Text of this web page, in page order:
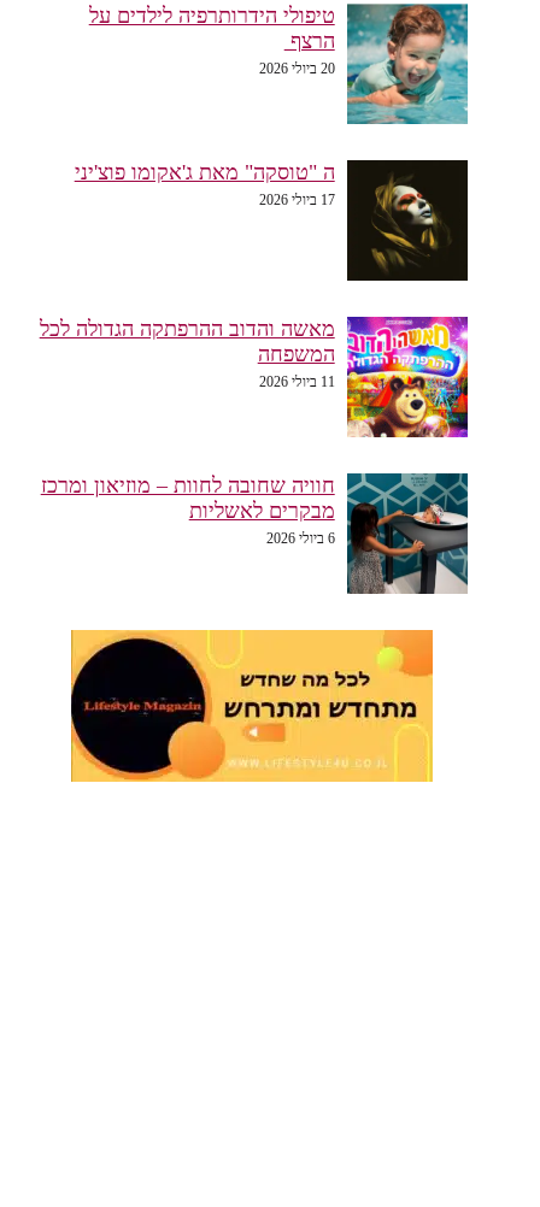
טיפולי הידרותרפיה לילדים על
הרצף
20 ביולי 2026
ה "טוסקה" מאת ג'אקומו פוצ'יני
17 ביולי 2026
מאשה והדוב ההרפתקה הגדולה לכל
המשפחה
11 ביולי 2026
חוויה שחובה לחוות – מוזיאון ומרכז
מבקרים לאשליות
6 ביולי 2026